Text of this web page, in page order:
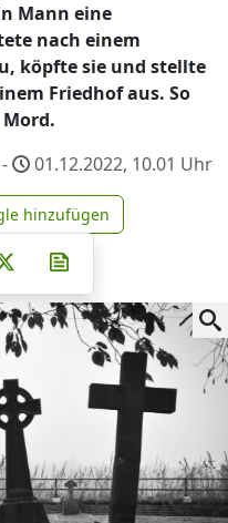
Mann eine
nach einem
köpfte sie und stellte
Friedhof aus. So
- 01.12.2022, 10.01 Uhr
zu Google
hinzufügen
auf Whatsapp
Teilen auf Telegram
Mail teilen
Post auf X